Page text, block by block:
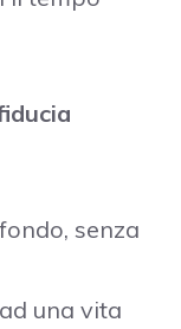
senza
una vita